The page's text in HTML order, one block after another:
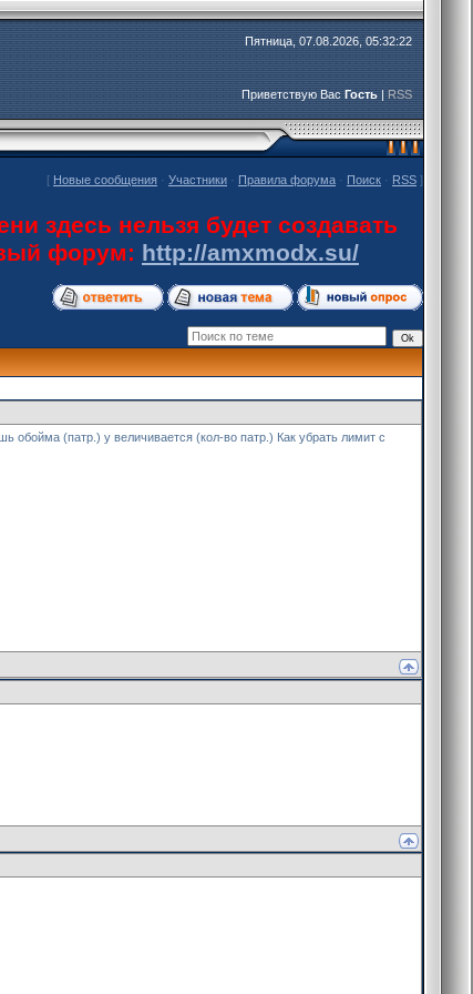
Пятница, 07.08.2026, 05:32:22
Приветствую Вас Гость|RSS
[ Новые сообщения · Участники · Правила форума · Поиск · RSS ]
здесь нельзя будет создавать
форум: http://amxmodx.su/
обойма (патр.) у величивается (кол-во патр.) Как убрать лимит с